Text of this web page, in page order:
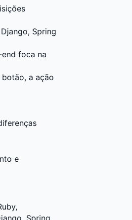
Spring
foca na
a ação
e
Spring,